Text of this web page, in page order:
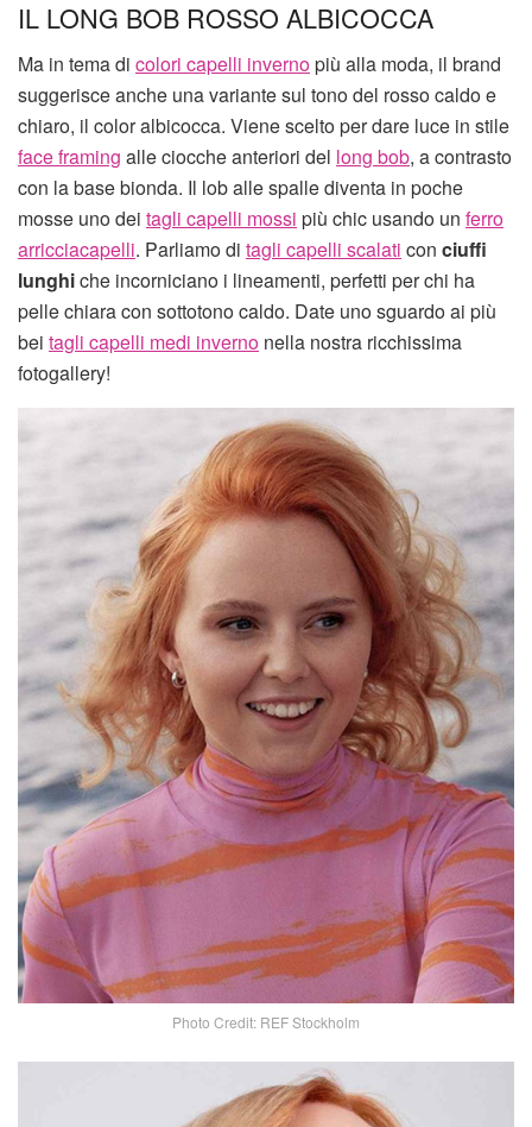
IL LONG BOB ROSSO ALBICOCCA
Ma in tema di colori capelli invernopiù alla moda, il brand
suggerisce anche una variante sul tono del rosso caldo e
chiaro, il color albicocca. Viene scelto per dare luce in stile
face framing alle ciocche anteriori del long bob, a contrasto
con la base bionda. Il lob alle spalle diventa in poche
mosse uno dei tagli capelli mossi più chic usando un ferro
arricciacapelli. Parliamo di tagli capelli scalati con ciuffi
lunghiche incorniciano i lineamenti, perfetti per chi ha
pelle chiara con sottotono caldo. Date uno sguardo ai più
bei tagli capelli medi inverno nella nostra ricchissima
fotogallery!
Photo Credit: REF Stockholm